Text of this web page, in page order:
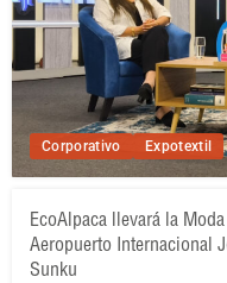
Corporativo Expotextil
EcoAlpaca llevará la
Aeropuerto Internacional
Sunku